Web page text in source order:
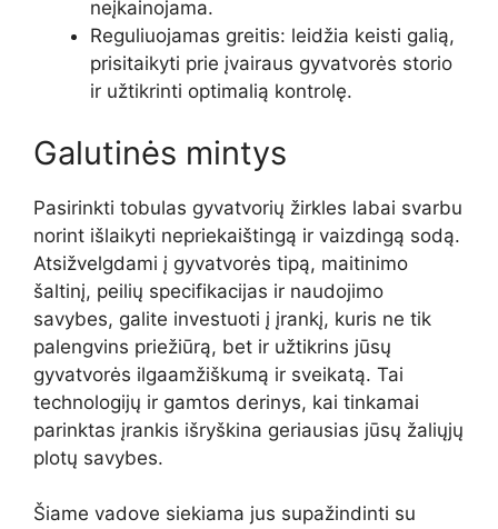
neįkainojama.
Reguliuojamas greitis: leidžia keisti galią,
prisitaikyti prie įvairaus gyvatvorės storio
ir užtikrinti optimalią kontrolę.
Galutinės mintys
Pasirinkti tobulas gyvatvorių žirkles labai svarbu
norint išlaikyti nepriekaištingą ir vaizdingą sodą.
Atsižvelgdami į gyvatvorės tipą, maitinimo
šaltinį, peilių specifikacijas ir naudojimo
savybes, galite investuoti į įrankį, kuris ne tik
palengvins priežiūrą, bet ir užtikrins jūsų
gyvatvorės ilgaamžiškumą ir sveikatą. Tai
technologijų ir gamtos derinys, kai tinkamai
parinktas įrankis išryškina geriausias jūsų žaliųjų
plotų savybes.
Šiame vadove siekiama jus supažindinti su